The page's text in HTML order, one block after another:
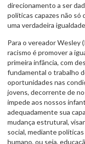
direcionamento a ser
políticas capazes não só
uma verdadeira
Para o vereador Wesley
racismo é promover a
primeira infância, com
fundamental o trabalho
oportunidades nas
jovens, decorrente de
impede aos nossos
adequadamente sua
mudança estrutural,
social, mediante
humano, ou seja,